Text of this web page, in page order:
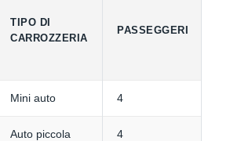
TIPO DI
CARROZZERIA
PASSEGGERI
Mini auto 4
Auto piccola 4